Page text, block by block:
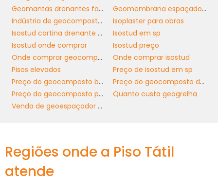
Optar por umgeocomposto drenante
oferece uma série de vantagens significativas
que vão além da simples drenagem. Um dos
benefícios mais notáveis é a redução de
custos associados à manutenção de
infraestruturas. Materiais de drenagem de
qualidade são projetados para durar,
reduzindo a frequência e o custo de reparos.
na preservação do solo e na sustentabilidade
ambiental. Com o uso de geocompostos, as
empresas conseguem atender a
Geomantas drenantes fabricante
Geomembrana espaçadora
Indústria de geocomposto bentonítico
Isoplaster para obras
Isostud cortina drenante e impermeável
Isostud em sp
Isostud onde comprar
Isostud preço
Onde comprar geocomposto bentonítico
Onde comprar isostud
Pisos elevados
Preço de isostud em sp
Preço do geocomposto bentonítico
Preço do geocomposto drenante
Preço do geocomposto para drenagem
Quanto custa geogrelha
Venda de geoespaçador pead
Regiões onde a Piso Tátil
atende